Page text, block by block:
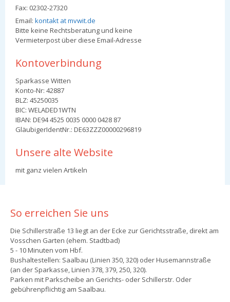
Fax: 02302-27320
Email: kontakt at mvwit.de
Bitte keine Rechtsberatung und keine
Vermieterpost über diese Email-Adresse
Kontoverbindung
Sparkasse Witten
Konto-Nr: 42887
BLZ: 45250035
BIC: WELADED1WTN
IBAN: DE94 4525 0035 0000 0428 87
GläubigerIdentNr.: DE63ZZZ00000296819
Unsere alte Website
mit ganz vielen Artikeln
So erreichen Sie uns
Die Schillerstraße 13 liegt an der Ecke zur Gerichtsstraße, direkt am
Vosschen Garten (ehem. Stadtbad)
5 - 10 Minuten vom Hbf.
Bushaltestellen: Saalbau (Linien 350, 320) oder Husemannstraße
(an der Sparkasse, Linien 378, 379, 250, 320).
Parken mit Parkscheibe an Gerichts- oder Schillerstr. Oder
gebührenpflichtig am Saalbau.